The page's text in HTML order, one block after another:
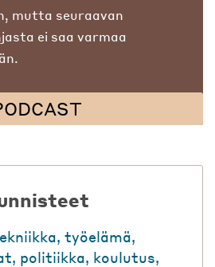
mutta seuraavan
ei saa varmaa
, työelämä,
, politiikka, koulutus,